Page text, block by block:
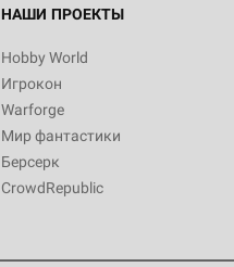
НАШИ ПРОЕКТЫ
Hobby World
Игрокон
Warforge
Мир фантастики
Берсерк
CrowdRepublic